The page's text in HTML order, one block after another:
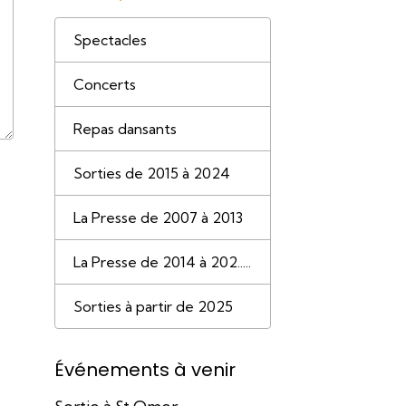
Spectacles
Concerts
Repas dansants
Sorties de 2015 à 2024
La Presse de 2007 à 2013
La Presse de 2014 à 202.....
Sorties à partir de 2025
Événements à venir